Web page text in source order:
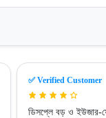
✅ Verified Customer
ডিসপ্লে বড় ও ইউজার-